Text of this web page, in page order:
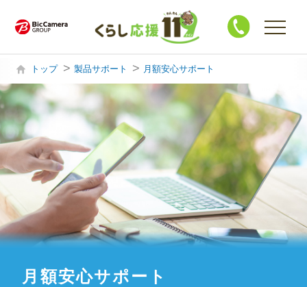
購入・買替相談
製品サポート
ハウスクリーニング
買 取
トップ 製品サポート 月額安心サポート
月額安心サポート